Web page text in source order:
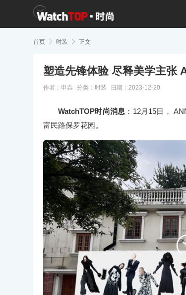
首页  时装  正文
塑造先锋体验 尽释美学主张
作者：申垚 分类： 时装 日期：2023-12-20
WatchTOP时尚消息 ：12月15日，
富民路保罗花园。